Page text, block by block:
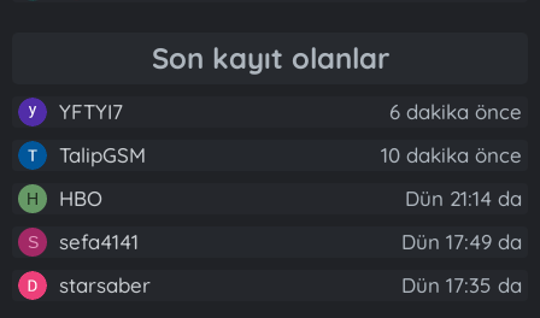
Son kayıt olanlar
YFTYI7
6 dakika önce
TalipGSM
10 dakika önce
H HBO Dün 21:14 da
S sefa4141
Dün 17:49 da
starsaber
Dün 17:35 da